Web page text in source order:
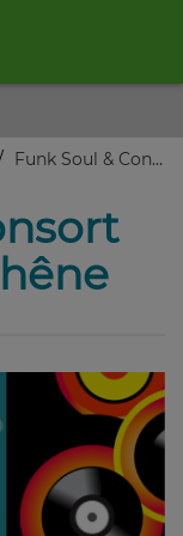
Funk Soul & Consort 555 - Marc Duchêne